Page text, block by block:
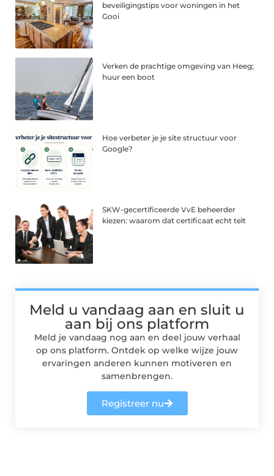
beveiligingstips voor woningen in het
Gooi
Verken de prachtige omgeving van Heeg;
huur een boot
Hoe verbeter je je site structuur voor
Google?
SKW-gecertificeerde VvE beheerder
kiezen: waarom dat certificaat echt telt
Meld u vandaag aan en sluit u
aan bij ons platform
Meld je vandaag nog aan en deel jouw verhaal
op ons platform. Ontdek op welke wijze jouw
ervaringen anderen kunnen motiveren en
samenbrengen.
Registreer nu